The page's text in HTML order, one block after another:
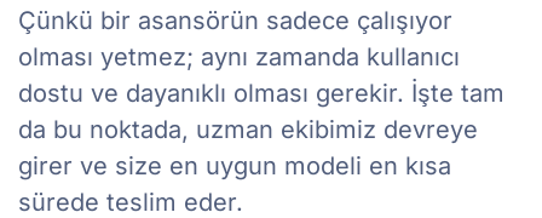
Çünkü bir asansörün sadece çalışıyor
olması yetmez; aynı zamanda kullanıcı
dostu ve dayanıklı olması gerekir. İşte tam
da bu noktada, uzman ekibimiz devreye
girer ve size en uygun modeli en kısa
sürede teslim eder.